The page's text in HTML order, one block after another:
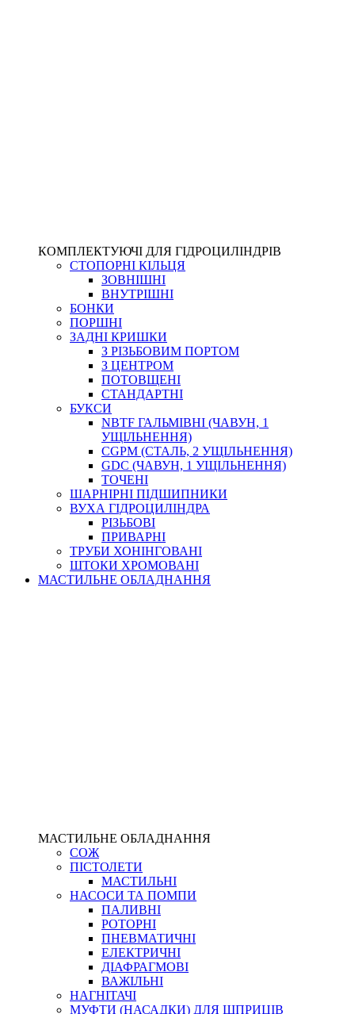
КОМПЛЕКТУЮЧІ ДЛЯ ГІДРОЦИЛІНДРІВ
СТОПОРНІ КІЛЬЦЯ
ЗОВНІШНІ
ВНУТРІШНІ
БОНКИ
ПОРШНІ
ЗАДНІ КРИШКИ
З РІЗЬБОВИМ ПОРТОМ
З ЦЕНТРОМ
ПОТОВЩЕНІ
СТАНДАРТНІ
БУКСИ
NBTF ГАЛЬМІВНІ (ЧАВУН, 1
УЩІЛЬНЕННЯ)
CGPM (СТАЛЬ, 2 УЩІЛЬНЕННЯ)
GDC (ЧАВУН, 1 УЩІЛЬНЕННЯ)
ТОЧЕНІ
ШАРНІРНІ ПІДШИПНИКИ
ВУХА ГІДРОЦИЛІНДРА
РІЗЬБОВІ
ПРИВАРНІ
ТРУБИ ХОНІНГОВАНІ
ШТОКИ ХРОМОВАНІ
МАСТИЛЬНЕ ОБЛАДНАННЯ
МАСТИЛЬНЕ ОБЛАДНАННЯ
СОЖ
ПІСТОЛЕТИ
МАСТИЛЬНІ
НАСОСИ ТА ПОМПИ
ПАЛИВНІ
РОТОРНІ
ПНЕВМАТИЧНІ
ЕЛЕКТРИЧНІ
ДІАФРАГМОВІ
ВАЖІЛЬНІ
НАГНІТАЧІ
МУФТИ (НАСАДКИ) ДЛЯ ШПРИЦІВ